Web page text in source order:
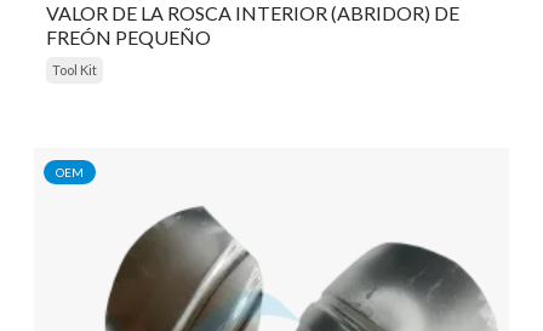
VALOR DE LA ROSCA INTERIOR (ABRIDOR) DE
FREÓN PEQUEÑO
Tool Kit
OEM